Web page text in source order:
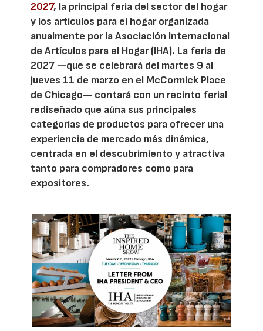
2027, la principal feria del sector del hogar
y los artículos para el hogar organizada
anualmente por la Asociación Internacional
de Artículos para el Hogar (IHA). La feria de
2027 —que se celebrará del martes 9 al
jueves 11 de marzo en el McCormick Place
de Chicago— contará con un recinto ferial
rediseñado que aúna sus principales
categorías de productos para ofrecer una
experiencia de mercado más dinámica,
centrada en el descubrimiento y atractiva
tanto para compradores como para
expositores.